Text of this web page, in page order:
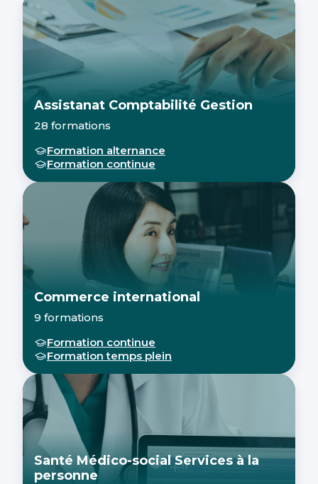
Assistanat Comptabilité Gestion
28 formations
Formation alternance
Formation continue
Commerce international
9 formations
Formation continue
Formation temps plein
Santé Médico-social Services à la
personne